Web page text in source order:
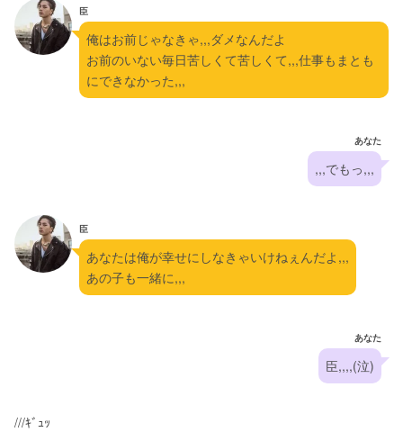
臣
俺はお前じゃなきゃ,,,ダメなんだよ
お前のいない毎日苦しくて苦しくて,,,仕事もまとも
にできなかった,,,
あなた
,,,でもっ,,,
臣
あなたは俺が幸せにしなきゃいけねぇんだよ,,,
あの子も一緒に,,,
あなた
臣,,,,(泣)
///ｷﾞｭｯ